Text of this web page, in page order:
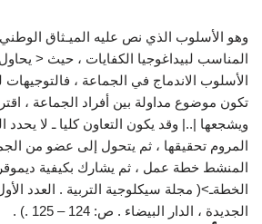
وهو الأسلوب الذي نص عليه الميـثاق الوطني
المناسب لبيداغوجيا الكفايات ، حيث <
الأسلوب الاندماج في الجماعة ،
تكون موضوع مداولة بين أفراد الجماعة ،
ويشجعها |..| وقد يكون التعاون كليا ـ لا
المروم تحقيقها ، ثم يتحول إلى عضو من
المنشط خطة عمل ، ثم يشارك بكيفية
الجديدة ، الدار البيضاء . ص: 124 – 125 .) .